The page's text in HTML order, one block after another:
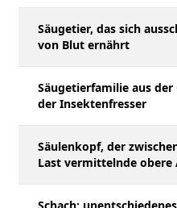
Säugetier, das sich
von Blut ernährt
Säugetierfamilie aus der
der Insektenfresser
Säulenkopf, der
Last vermittelnde obere